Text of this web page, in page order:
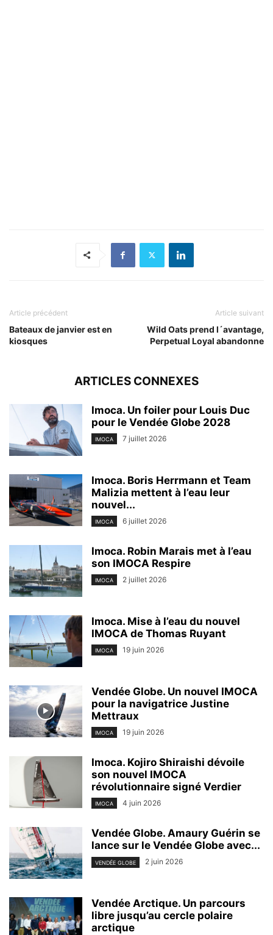
Article précédent
Bateaux de janvier est en
kiosques
Article suivant
Wild Oats prend l´avantage,
Perpetual Loyal abandonne
ARTICLES CONNEXES
Imoca. Un foiler pour Louis Duc
pour le Vendée Globe 2028
IMOCA 7 juillet 2026
Imoca. Boris Herrmann et Team
Malizia mettent à l’eau leur
nouvel...
IMOCA 6 juillet 2026
Imoca. Robin Marais met à l’eau
son IMOCA Respire
IMOCA 2 juillet 2026
Imoca. Mise à l’eau du nouvel
IMOCA de Thomas Ruyant
IMOCA 19 juin 2026
Vendée Globe. Un nouvel IMOCA
pour la navigatrice Justine
Mettraux
IMOCA 19 juin 2026
Imoca. Kojiro Shiraishi dévoile
son nouvel IMOCA
révolutionnaire signé Verdier
IMOCA 4 juin 2026
Vendée Globe. Amaury Guérin se
lance sur le Vendée Globe avec...
VENDÉE GLOBE 2 juin 2026
Vendée Arctique. Un parcours
libre jusqu’au cercle polaire
arctique